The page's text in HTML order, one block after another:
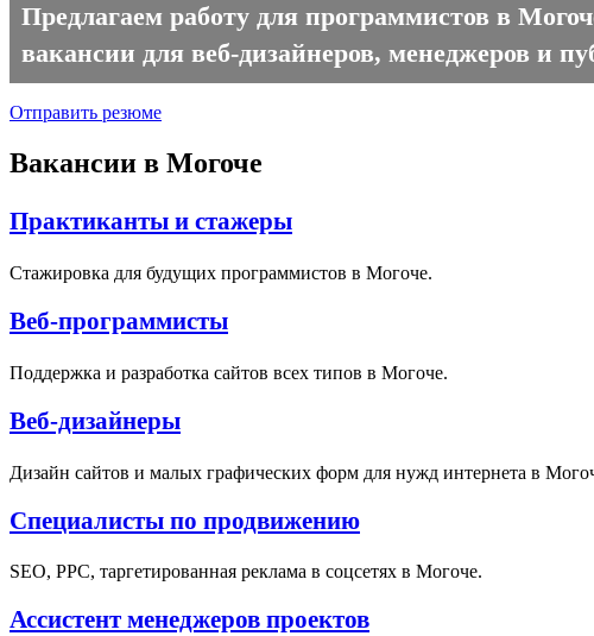
Предлагаем работу для программистов в
вакансии для веб-дизайнеров, менеджеров и
Отправить резюме
Вакансии в Могоче
Практиканты и стажеры
Стажировка для будущих программистов в Могоче.
Веб-программисты
Поддержка и разработка сайтов всех типов в Могоче.
Веб-дизайнеры
Дизайн сайтов и малых графических форм для нужд интернета в
Специалисты по продвижению
SEO, PPC, таргетированная реклама в соцсетях в Могоче.
Ассистент менеджеров проектов